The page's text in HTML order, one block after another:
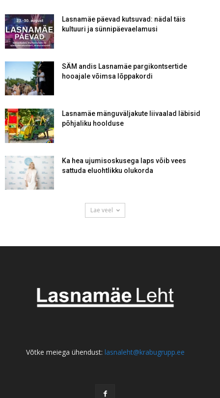
Lasnamäe päevad kutsuvad: nädal täis
kultuuri ja sünnipäevaelamusi
SÄM andis Lasnamäe pargikontsertide
hooajale võimsa lõppakordi
Lasnamäe mänguväljakute liivaalad läbisid
põhjaliku hoolduse
Ka hea ujumisoskusega laps võib vees
sattuda eluohtlikku olukorda
Lae veel
Võtke meiega ühendust: lasnaleht@krabugrupp.ee